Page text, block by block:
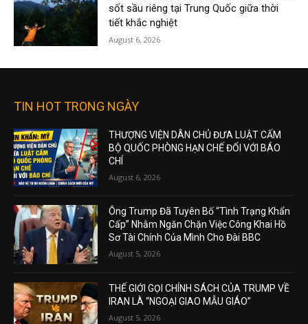
sốt sầu riêng tại Trung Quốc giữa thời
tiết khắc nghiệt
August 6, 2026
TIN HOT TRONG NGÀY
THƯỢNG VIỆN DÂN CHỦ ĐƯA LUẬT CẤM
BỘ QUỐC PHÒNG HẠN CHẾ ĐỐI VỚI BÁO
CHÍ
August 6, 2026
Ông Trump Đã Tuyên Bố “Tình Trạng Khẩn
Cấp” Nhằm Ngăn Chặn Việc Công Khai Hồ
Sơ Tài Chính Của Mình Cho Đài BBC
August 5, 2026
THẾ GIỚI GỌI CHÍNH SÁCH CỦA TRUMP VỀ
IRAN LÀ “NGOẠI GIAO MẪU GIÁO”
August 5, 2026